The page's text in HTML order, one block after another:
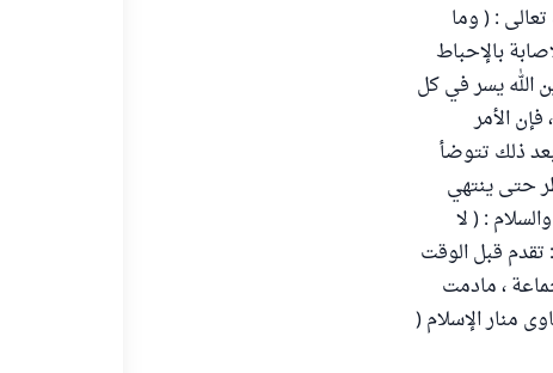
: ( وما
والإصابة بالإحباط
الله يسر في كل
الأمر
ذلك تتوضأ
حتى ينتهي
: ( لا
برقم (560) فعلى هذا نقول : تقدم قبل الوقت
، مادمت
منار الإسلام (